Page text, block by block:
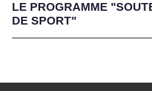
LE PROGRAMME
DE SPORT"